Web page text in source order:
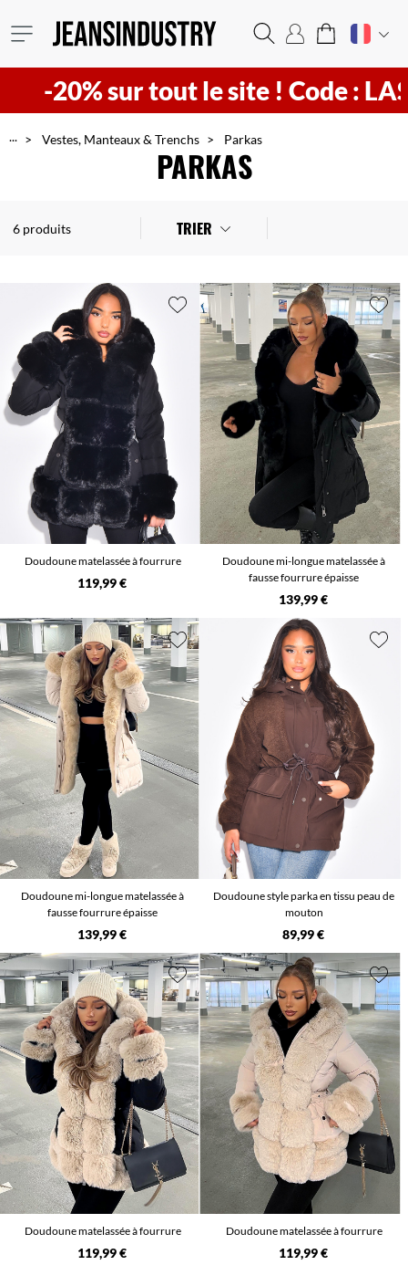
-20% sur tout le site !Code :
... Vestes, Manteaux & Trenchs Parkas
PARKAS
6 produits TRIER
Doudoune matelassée à fourrure
119,99 €
Doudoune mi-longue matelassée à
fausse fourrure épaisse
139,99 €
Doudoune mi-longue matelassée à
fausse fourrure épaisse
139,99 €
Doudoune style parka en tissu peau de
mouton
89,99 €
Doudoune matelassée à fourrure
119,99 €
Doudoune matelassée à fourrure
119,99 €